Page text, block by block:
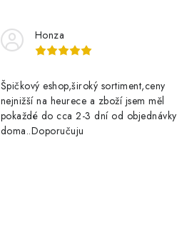
Honza
Špičkový eshop,široký sortiment,ceny
nejnižší na heurece a zboží jsem měl
pokaždé do cca 2-3 dní od objednávky
doma..Doporučuju